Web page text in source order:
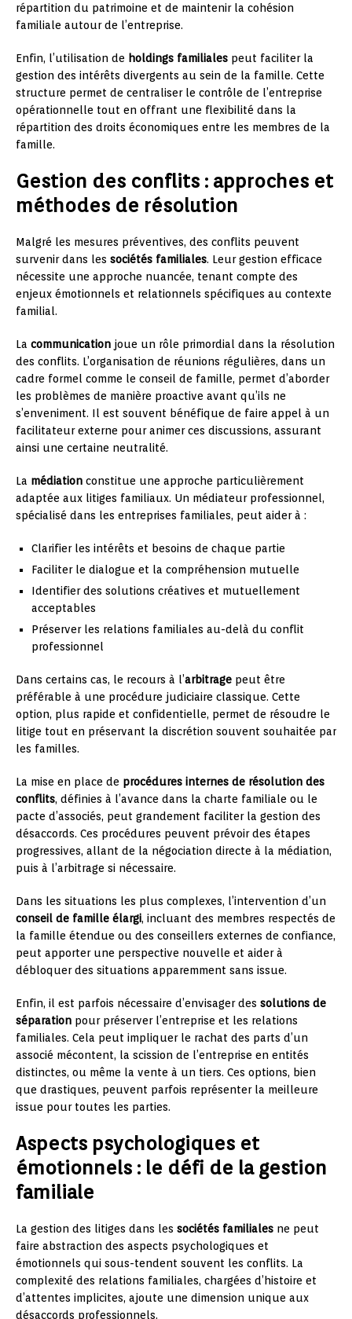
répartition du patrimoine et de maintenir la cohésion
familiale autour de l’entreprise.
Enfin, l’utilisation de holdings familiales peut faciliter la
gestion des intérêts divergents au sein de la famille. Cette
structure permet de centraliser le contrôle de l’entreprise
opérationnelle tout en offrant une flexibilité dans la
répartition des droits économiques entre les membres de la
famille.
Gestion des conflits : approches et
méthodes de résolution
Malgré les mesures préventives, des conflits peuvent
survenir dans les sociétés familiales. Leur gestion efficace
nécessite une approche nuancée, tenant compte des
enjeux émotionnels et relationnels spécifiques au contexte
familial.
La communication joue un rôle primordial dans la résolution
des conflits. L’organisation de réunions régulières, dans un
cadre formel comme le conseil de famille, permet d’aborder
les problèmes de manière proactive avant qu’ils ne
s’enveniment. Il est souvent bénéfique de faire appel à un
facilitateur externe pour animer ces discussions, assurant
ainsi une certaine neutralité.
La médiation constitue une approche particulièrement
adaptée aux litiges familiaux. Un médiateur professionnel,
spécialisé dans les entreprises familiales, peut aider à :
Clarifier les intérêts et besoins de chaque partie
Faciliter le dialogue et la compréhension mutuelle
Identifier des solutions créatives et mutuellement
acceptables
Préserver les relations familiales au-delà du conflit
professionnel
Dans certains cas, le recours à l’arbitrage peut être
préférable à une procédure judiciaire classique. Cette
option, plus rapide et confidentielle, permet de résoudre le
litige tout en préservant la discrétion souvent souhaitée par
les familles.
La mise en place de procédures internes de résolution des
conflits, définies à l’avance dans la charte familiale ou le
pacte d’associés, peut grandement faciliter la gestion des
désaccords. Ces procédures peuvent prévoir des étapes
progressives, allant de la négociation directe à la médiation,
puis à l’arbitrage si nécessaire.
Dans les situations les plus complexes, l’intervention d’un
conseil de famille élargi, incluant des membres respectés de
la famille étendue ou des conseillers externes de confiance,
peut apporter une perspective nouvelle et aider à
débloquer des situations apparemment sans issue.
Enfin, il est parfois nécessaire d’envisager des solutions de
séparation pour préserver l’entreprise et les relations
familiales. Cela peut impliquer le rachat des parts d’un
associé mécontent, la scission de l’entreprise en entités
distinctes, ou même la vente à un tiers. Ces options, bien
que drastiques, peuvent parfois représenter la meilleure
issue pour toutes les parties.
Aspects psychologiques et
émotionnels : le défi de la gestion
familiale
La gestion des litiges dans les sociétés familiales ne peut
faire abstraction des aspects psychologiques et
émotionnels qui sous-tendent souvent les conflits. La
complexité des relations familiales, chargées d’histoire et
d’attentes implicites, ajoute une dimension unique aux
désaccords professionnels.